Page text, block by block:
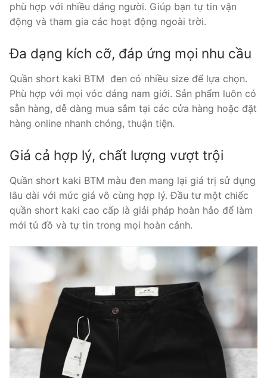
phù hợp với nhiều dáng người. Giúp bạn tự tin vận
động và tham gia các hoạt động ngoài trời.
Đa dạng kích cỡ, đáp ứng mọi nhu cầu
Quần short kaki BTM đen có nhiều size để lựa chọn.
Phù hợp với mọi vóc dáng nam giới. Sản phẩm luôn có
sẵn hàng, dễ dàng mua sắm tại các cửa hàng hoặc đặt
hàng online nhanh chóng, thuận tiện.
Giá cả hợp lý, chất lượng vượt trội
Quần short kaki BTM màu đen mang lại giá trị sử dụng
lâu dài với mức giá vô cùng hợp lý. Đầu tư một chiếc
quần short kaki cao cấp là giải pháp hoàn hảo để làm
mới tủ đồ và tự tin trong mọi hoàn cảnh.